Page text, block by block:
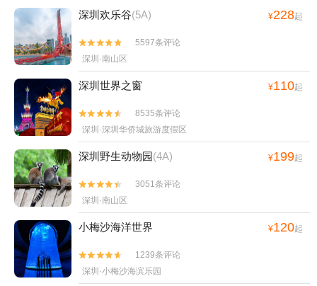
深圳欢乐谷(5A) ¥228起


5597条评论
深圳·南山区
深圳世界之窗 ¥110起


8535条评论
深圳·深圳华侨城旅游度假区
深圳野生动物园(4A) ¥199起


3051条评论
深圳·南山区
小梅沙海洋世界 ¥120起


1239条评论
深圳·小梅沙海滨乐园